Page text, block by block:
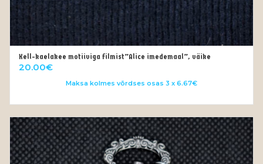
OUT OF STOCK
Kell-kaelakee motiiviga filmist”Alice imedemaal”, väike
20.00€
Maksa kolmes võrdses osas 3 x 6.67€